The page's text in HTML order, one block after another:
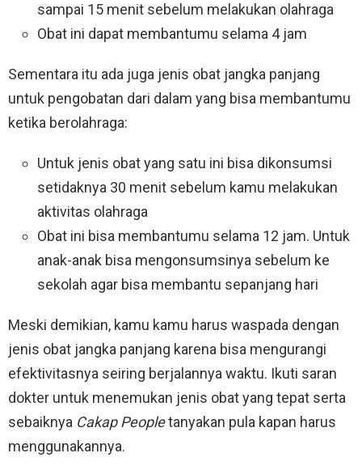
sampai 15 menit sebelum melakukan olahraga
Obat ini dapat membantumu selama 4 jam
Sementara itu ada juga jenis obat jangka panjang
untuk pengobatan dari dalam yang bisa membantumu
ketika berolahraga:
Untuk jenis obat yang satu ini bisa dikonsumsi
setidaknya 30 menit sebelum kamu melakukan
aktivitas olahraga
Obat ini bisa membantumu selama 12 jam. Untuk
anak-anak bisa mengonsumsinya sebelum ke
sekolah agar bisa membantu sepanjang hari
Meski demikian, kamu kamu harus waspada dengan
jenis obat jangka panjang karena bisa mengurangi
efektivitasnya seiring berjalannya waktu. Ikuti saran
dokter untuk menemukan jenis obat yang tepat serta
sebaiknya Cakap Peopletanyakan pula kapan harus
menggunakannya.